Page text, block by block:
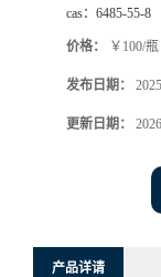
cas： 6485-55-8
价格： ￥100/瓶
发布日期：
更新日期：
产品详请